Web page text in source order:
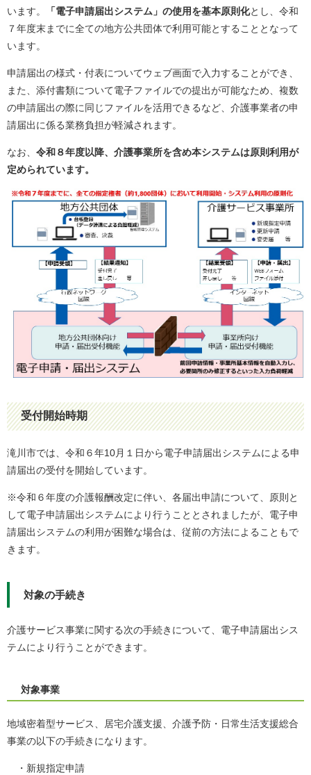
います。
「電子申請届出システム」の使用を基本原則化とし、令和
７年度末までに全ての地方公共団体で利用可能とすることとなって
います。
申請届出の様式・付表についてウェブ画面で入力することができ、
また、添付書類について電子ファイルでの提出が可能なため、複数
の申請届出の際に同じファイルを活用できるなど、介護事業者の申
請届出に係る業務負担が軽減されます。
なお、 令和８年度以降、介護事業所を含め本システムは原則利用が
定められています。
受付開始時期
滝川市では、令和６年10月１日から電子申請届出システムによる申
請届出の受付を開始しています。
※令和６年度の介護報酬改定に伴い、各届出申請について、原則と
して電子申請届出システムにより行うこととされましたが、電子申
請届出システムの利用が困難な場合は、従前の方法によることもで
きます。
対象の手続き
介護サービス事業に関する次の手続きについて、電子申請届出シス
テムにより行うことができます。
対象事業
地域密着型サービス、居宅介護支援、介護予防・日常生活支援総合
事業の以下の手続きになります。
・新規指定申請